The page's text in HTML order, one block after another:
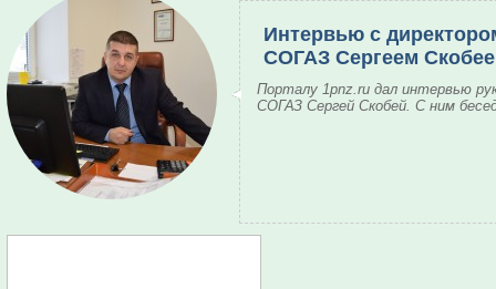
Интервью с
СОГАЗ Сергеем
Порталу 1pnz.ru дал интервью
СОГАЗ Сергей Скобей. С ним